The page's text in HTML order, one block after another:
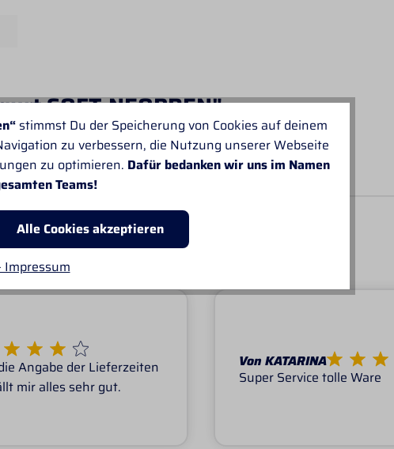
SOFT-NEOPREN"
ÜBER PROFI-TACK
Angabe der Lieferzeiten
mir alles sehr gut.
Von KATARINA
Super Service tolle Ware
stimmst Du der Speicherung von Cookies auf deinem
zu verbessern, die Nutzung unserer Webseite
zu optimieren. Dafür bedanken wir uns im Namen
Teams!
Alle Cookies akzeptieren
Impressum